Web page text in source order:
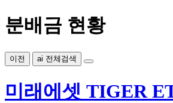
분배금 현황
이전 ai 전체검색
미래에셋 TIGER